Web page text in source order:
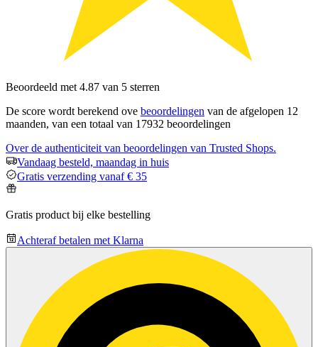
Beoordeeld met 4.87 van 5 sterren
De score wordt berekend ove beoordelingen van de afgelopen 12
maanden, van een totaal van 17932 beoordelingen
Over de authenticiteit van beoordelingen van Trusted Shops.
Vandaag besteld, maandag in huis
Gratis verzending vanaf € 35
Gratis product bij elke bestelling
Achteraf betalen met Klarna